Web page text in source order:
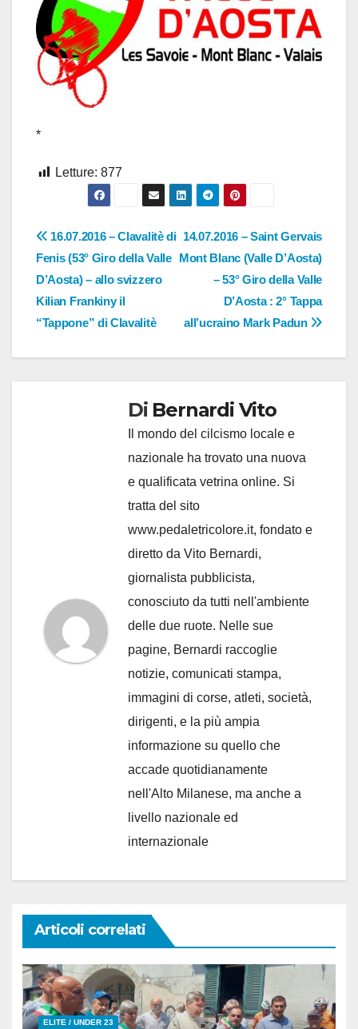
*
Letture: 877
Navigazione
articoli
14.07.2016 – Saint Gervais
Mont Blanc (Valle D’Aosta)
– 53° Giro della Valle
D’Aosta : 2° Tappa
all’ucraino Mark Padun
16.07.2016 – Clavalitè di
Fenis (53° Giro della Valle
D’Aosta) – allo svizzero
Kilian Frankiny il
“Tappone” di Clavalitè
Di Bernardi Vito
Il mondo del cilcismo locale e
nazionale ha trovato una nuova
e qualificata vetrina online. Si
tratta del sito
www.pedaletricolore.it, fondato e
diretto da Vito Bernardi,
giornalista pubblicista,
conosciuto da tutti nell'ambiente
delle due ruote. Nelle sue
pagine, Bernardi raccoglie
notizie, comunicati stampa,
immagini di corse, atleti, società,
dirigenti, e la più ampia
informazione su quello che
accade quotidianamente
nell'Alto Milanese, ma anche a
livello nazionale ed
internazionale
Articoli correlati
ELITE / UNDER 23